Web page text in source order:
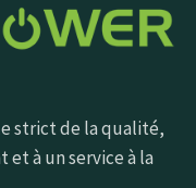
strict de la qualité,
à un service à la